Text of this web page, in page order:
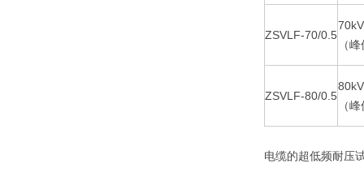
ZSVLF-70/0.5
70kV
（
ZSVLF-80/0.5
80kV
（
电缆的超低频耐压